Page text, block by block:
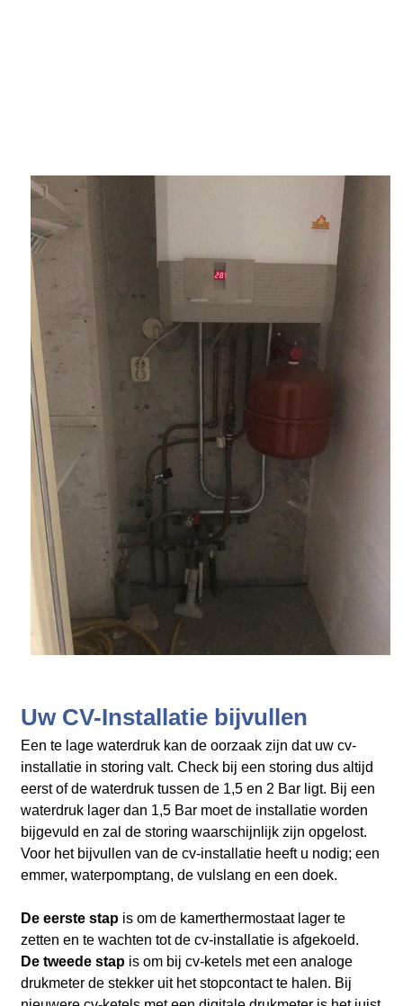
Uw CV-Installatie bijvullen
Een te lage waterdruk kan de oorzaak zijn dat uw cv-
installatie in storing valt. Check bij een storing dus altijd
eerst of de waterdruk tussen de 1,5 en 2 Bar ligt. Bij een
waterdruk lager dan 1,5 Bar moet de installatie worden
bijgevuld en zal de storing waarschijnlijk zijn opgelost.
Voor het bijvullen van de cv-installatie heeft u nodig; een
emmer, waterpomptang, de vulslang en een doek.
De eerste stapis om de kamerthermostaat lager te
zetten en te wachten tot de cv-installatie is afgekoeld.
De tweede stapis om bij cv-ketels met een analoge
drukmeter de stekker uit het stopcontact te halen. Bij